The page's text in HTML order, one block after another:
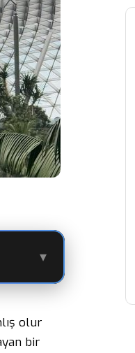
▾
olur
bir